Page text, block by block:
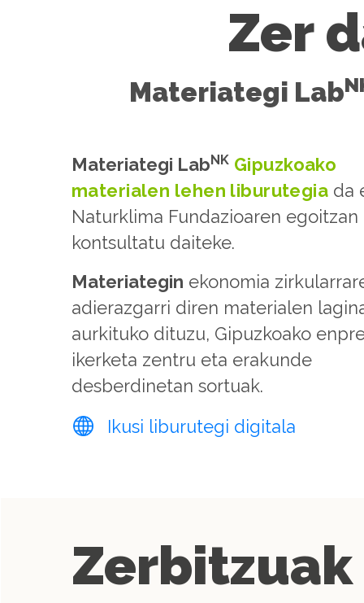
Zer
Materiategi Lab
Materiategi Lab NK Gipuzkoako
materialen lehen liburutegia da
Naturklima Fundazioaren egoitzan
kontsultatu daiteke.
Materiategin ekonomia
adierazgarri diren materialen
aurkituko dituzu, Gipuzkoako
ikerketa zentru eta erakunde
desberdinetan sortuak.
Ikusi liburutegi digitala
Zerbitzuak